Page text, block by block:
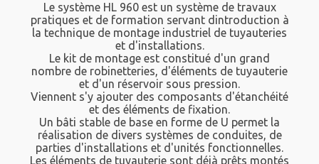
Le système HL 960 est un système de travaux
pratiques et de formation servant dintroduction à
la technique de montage industriel de tuyauteries
et d'installations.
Le kit de montage est constitué d'un grand
nombre de robinetteries, d'éléments de tuyauterie
et d'un réservoir sous pression.
Viennent s'y ajouter des composants d'étanchéité
et des éléments de fixation.
Un bâti stable de base en forme de U permet la
réalisation de divers systèmes de conduites, de
parties d'installations et d'unités fonctionnelles.
Les éléments de tuyauterie sont déjà prêts montés